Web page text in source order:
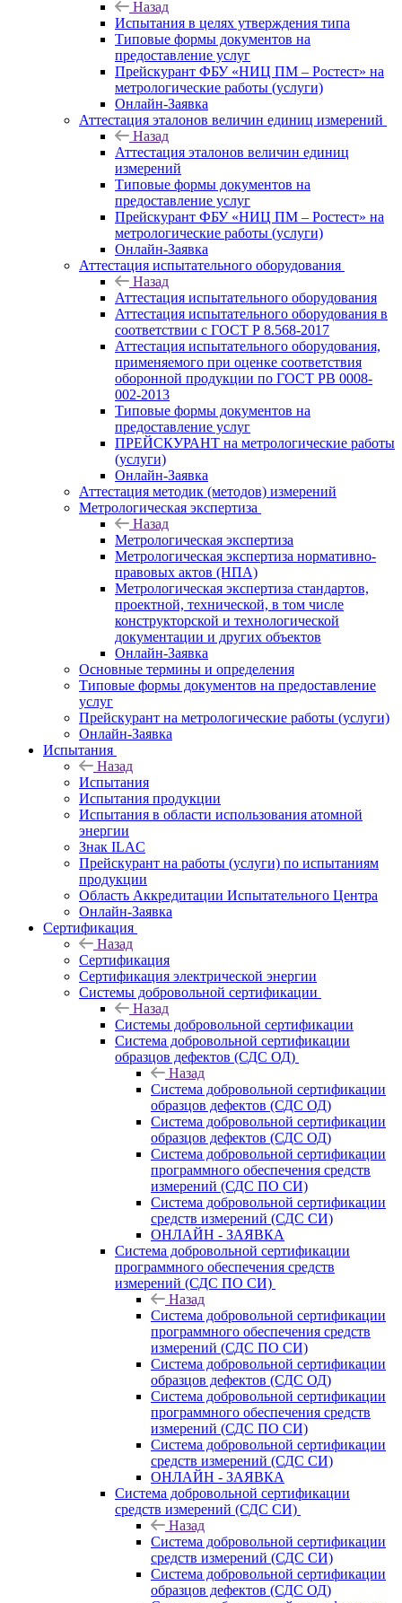
Назад
Испытания в целях утверждения типа
Типовые формы документов на
предоставление услуг
Прейскурант ФБУ «НИЦ ПМ – Ростест» на
метрологические работы (услуги)
Онлайн-Заявка
Аттестация эталонов величин единиц измерений
Назад
Аттестация эталонов величин единиц
измерений
Типовые формы документов на
предоставление услуг
Прейскурант ФБУ «НИЦ ПМ – Ростест» на
метрологические работы (услуги)
Онлайн-Заявка
Аттестация испытательного оборудования
Назад
Аттестация испытательного оборудования
Аттестация испытательного оборудования в
соответствии с ГОСТ Р 8.568-2017
Аттестация испытательного оборудования,
применяемого при оценке соответствия
оборонной продукции по ГОСТ РВ 0008-
002-2013
Типовые формы документов на
предоставление услуг
ПРЕЙСКУРАНТ на метрологические работы
(услуги)
Онлайн-Заявка
Аттестация методик (методов) измерений
Метрологическая экспертиза
Назад
Метрологическая экспертиза
Метрологическая экспертиза нормативно-
правовых актов (НПА)
Метрологическая экспертиза стандартов,
проектной, технической, в том числе
конструкторской и технологической
документации и других объектов
Онлайн-Заявка
Основные термины и определения
Типовые формы документов на предоставление
услуг
Прейскурант на метрологические работы (услуги)
Онлайн-Заявка
Испытания
Назад
Испытания
Испытания продукции
Испытания в области использования атомной
энергии
Знак ILAC
Прейскурант на работы (услуги) по испытаниям
продукции
Область Аккредитации Испытательного Центра
Онлайн-Заявка
Сертификация
Назад
Сертификация
Сертификация электрической энергии
Системы добровольной сертификации
Назад
Системы добровольной сертификации
Система добровольной сертификации
образцов дефектов (СДС ОД)
Назад
Система добровольной сертификации
образцов дефектов (СДС ОД)
Система добровольной сертификации
образцов дефектов (СДС ОД)
Система добровольной сертификации
программного обеспечения средств
измерений (СДС ПО СИ)
Система добровольной сертификации
средств измерений (СДС СИ)
ОНЛАЙН - ЗАЯВКА
Система добровольной сертификации
программного обеспечения средств
измерений (СДС ПО СИ)
Назад
Система добровольной сертификации
программного обеспечения средств
измерений (СДС ПО СИ)
Система добровольной сертификации
образцов дефектов (СДС ОД)
Система добровольной сертификации
программного обеспечения средств
измерений (СДС ПО СИ)
Система добровольной сертификации
средств измерений (СДС СИ)
ОНЛАЙН - ЗАЯВКА
Система добровольной сертификации
средств измерений (СДС СИ)
Назад
Система добровольной сертификации
средств измерений (СДС СИ)
Система добровольной сертификации
образцов дефектов (СДС ОД)